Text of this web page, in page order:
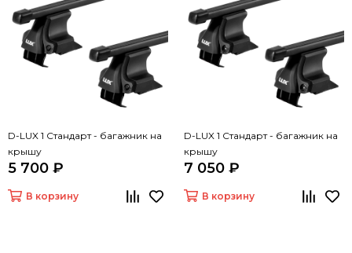
D-LUX 1 Стандарт - багажник на
крышу
5 700 ₽
В корзину
D-LUX 1 Стандарт - багажник на
крышу
7 050 ₽
В корзину